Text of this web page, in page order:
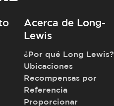
Acerca de Long-
Lewis
¿Por qué Long Lewis?
Ubicaciones
Recompensas por
Referencia
Proporcionar